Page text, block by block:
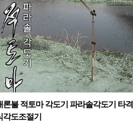
론불 적토마 각도기 파라솔각도기 타격
각도조절기